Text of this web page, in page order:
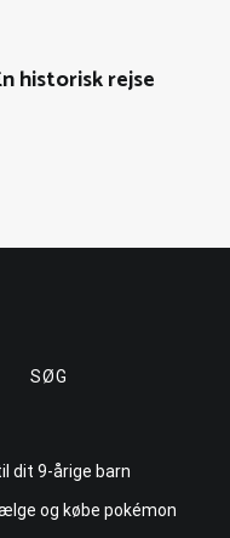
historisk rejse
SØG
dit 9-årige barn
og købe pokémon